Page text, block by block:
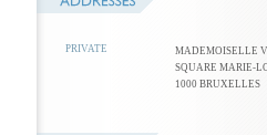
PRIVATE
MADEMOISELLE
SQUARE MARIE-
1000 BRUXELLES